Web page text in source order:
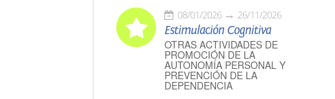
08/01/2026 26/11/2026
Estimulación Cognitiva
OTRAS ACTIVIDADES DE
PROMOCIÓN DE LA
AUTONOMÍA PERSONAL Y
PREVENCIÓN DE LA
DEPENDENCIA